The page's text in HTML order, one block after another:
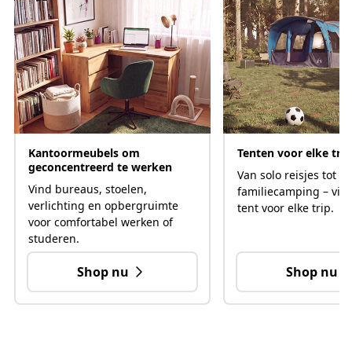
Kantoormeubels om
geconcentreerd te werken
Vind bureaus, stoelen,
verlichting en opbergruimte
voor comfortabel werken of
studeren.
Shop nu
Tenten voor elke trip
Van solo reisjes tot
familiecamping –
tent voor elke trip.
Shop nu